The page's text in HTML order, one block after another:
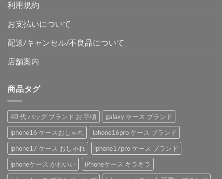
利用規約
お支払いについて
配送/キャンセル/不良品について
店舗案内
商品タグ
40 代 バッグ ブランド お 手頃
galaxy ケース ブランド
iphone16 ケースおしゃれ
iphone16pro ケース ブランド
iphone17 ケース おしゃれ
iphone17pro ケース ブランド
iphoneケース かわいい
iPhoneケース キラキラ